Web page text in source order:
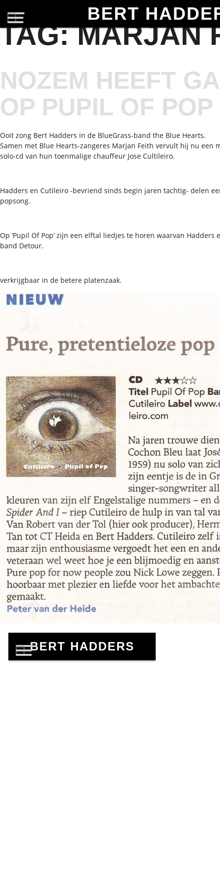
BERT
TAG:MARJAN
NOZEM HEEFT
OP PUPIL OF POP
Ooit zong Bert Hadders in de BlueGrass-band the Blue Hearts.
Samen met Blue Hearts-zangeres Marjan Feith vervult hij nu een
solo-cd van hun toenmalige chauffeur Jose Cultileiro.
Hadders en Cutileiro -bevriend sinds begin jaren tachtig- delen
popsong.
Op ‘Pupil Of Pop’ zijn een elftal liedjes te horen waarvan
band Detour.
verkrijgbaar in de betere platenzaak.